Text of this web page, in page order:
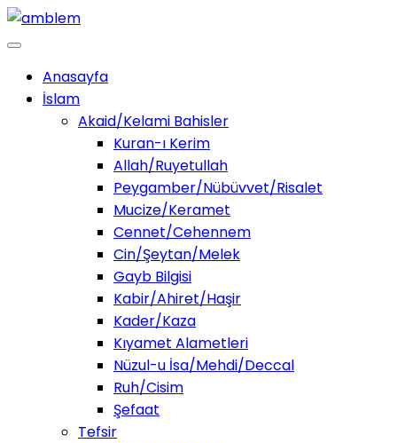
Anasayfa
İslam
Akaid/Kelami Bahisler
Kuran-ı Kerim
Allah/Ruyetullah
Peygamber/Nübüvvet/Risalet
Mucize/Keramet
Cennet/Cehennem
Cin/Şeytan/Melek
Gayb Bilgisi
Kabir/Ahiret/Haşir
Kader/Kaza
Kıyamet Alametleri
Nüzul-u İsa/Mehdi/Deccal
Ruh/Cisim
Şefaat
Tefsir